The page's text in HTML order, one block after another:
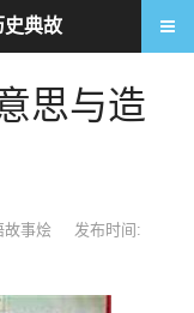
思与造
故事烩
发布时间:
史典故